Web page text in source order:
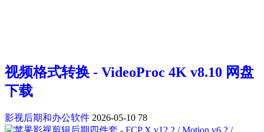
视频格式转换 - VideoProc 4K v8.10 网盘
下载
影视后期和办公软件 2026-05-10 78